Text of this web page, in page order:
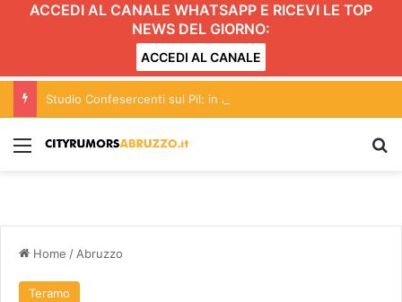
ACCEDI AL CANALE WHATSAPP E RICEVI LE TOP
NEWS DEL GIORNO:
ACCEDI AL CANALE
Menu
Home /Abruzzo
Teramo